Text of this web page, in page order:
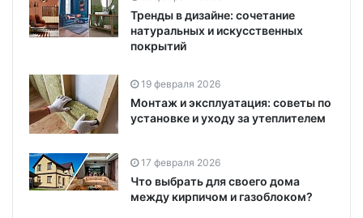
Тренды в дизайне: сочетание
натуральных и искусственных
покрытий
19 февраля 2026
Монтаж и эксплуатация: советы по
установке и уходу за утеплителем
17 февраля 2026
Что выбрать для своего дома
между кирпичом и газоблоком?